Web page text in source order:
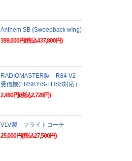
Anthem SB (Sweepback wing)
398,000円(税込437,800円)
RADIOMASTER製 R84 V2
受信機(FRSKY/S-FHSS対応）
2,480円(税込2,728円)
VLV製 フライトコーチ
25,000円(税込27,500円)